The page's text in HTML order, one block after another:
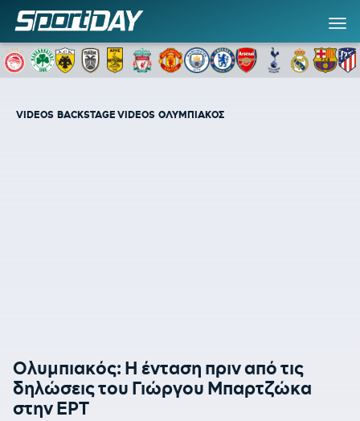
VIDEOS BACKSTAGE VIDEOS ΟΛΥΜΠΙΑΚΟΣ
Ολυμπιακός: Η ένταση πριν από τις
δηλώσεις του Γιώργου Μπαρτζώκα
στην ΕΡΤ